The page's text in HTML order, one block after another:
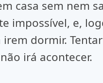
casa sem nem
impossível, e,
dormir.
irá acontecer.